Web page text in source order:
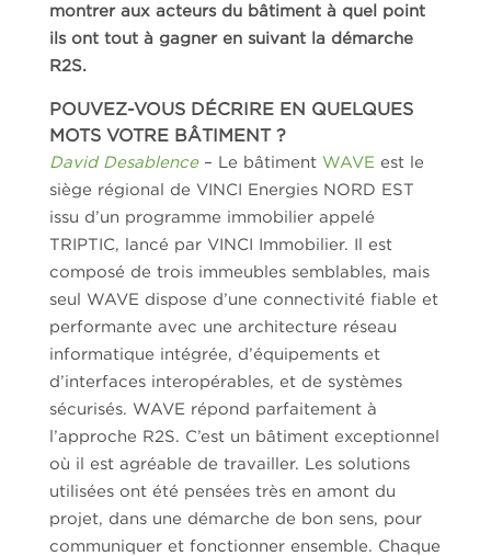
montrer aux acteurs du bâtiment à quel point
ils ont tout à gagner en suivant la démarche
R2S.
POUVEZ-VOUS DÉCRIRE EN QUELQUES
MOTS VOTRE BÂTIMENT ?
David Desablence– Le bâtiment WAVE est le
siège régional de VINCI Energies NORD EST
issu d’un programme immobilier appelé
TRIPTIC, lancé par VINCI Immobilier. Il est
composé de trois immeubles semblables, mais
seul WAVE dispose d’une connectivité fiable et
performante avec une architecture réseau
informatique intégrée, d’équipements et
d’interfaces interopérables, et de systèmes
sécurisés. WAVE répond parfaitement à
l’approche R2S. C’est un bâtiment exceptionnel
où il est agréable de travailler. Les solutions
utilisées ont été pensées très en amont du
projet, dans une démarche de bon sens, pour
communiquer et fonctionner ensemble. Chaque